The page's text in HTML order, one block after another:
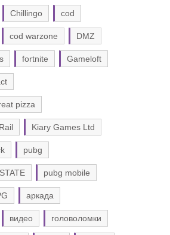
Chillingo cod
cod warzone DMZ
fortnite Gameloft
pizza
Kiary Games Ltd
pubg
pubg mobile
аркада
видео головоломки